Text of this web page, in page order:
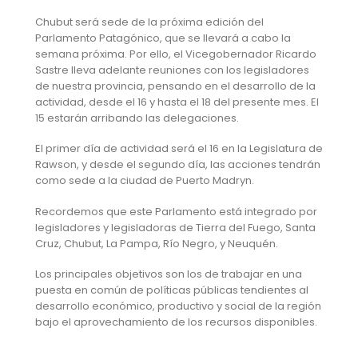
Chubut será sede de la próxima edición del
Parlamento Patagónico, que se llevará a cabo la
semana próxima. Por ello, el Vicegobernador Ricardo
Sastre lleva adelante reuniones con los legisladores
de nuestra provincia, pensando en el desarrollo de la
actividad, desde el 16 y hasta el 18 del presente mes. El
15 estarán arribando las delegaciones.
El primer día de actividad será el 16 en la Legislatura de
Rawson, y desde el segundo día, las acciones tendrán
como sede a la ciudad de Puerto Madryn.
Recordemos que este Parlamento está integrado por
legisladores y legisladoras de Tierra del Fuego, Santa
Cruz, Chubut, La Pampa, Río Negro, y Neuquén.
Los principales objetivos son los de trabajar en una
puesta en común de políticas públicas tendientes al
desarrollo económico, productivo y social de la región
bajo el aprovechamiento de los recursos disponibles.